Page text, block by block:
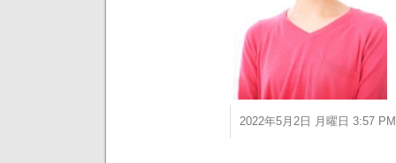
2022年5月2日 月曜日 3:57